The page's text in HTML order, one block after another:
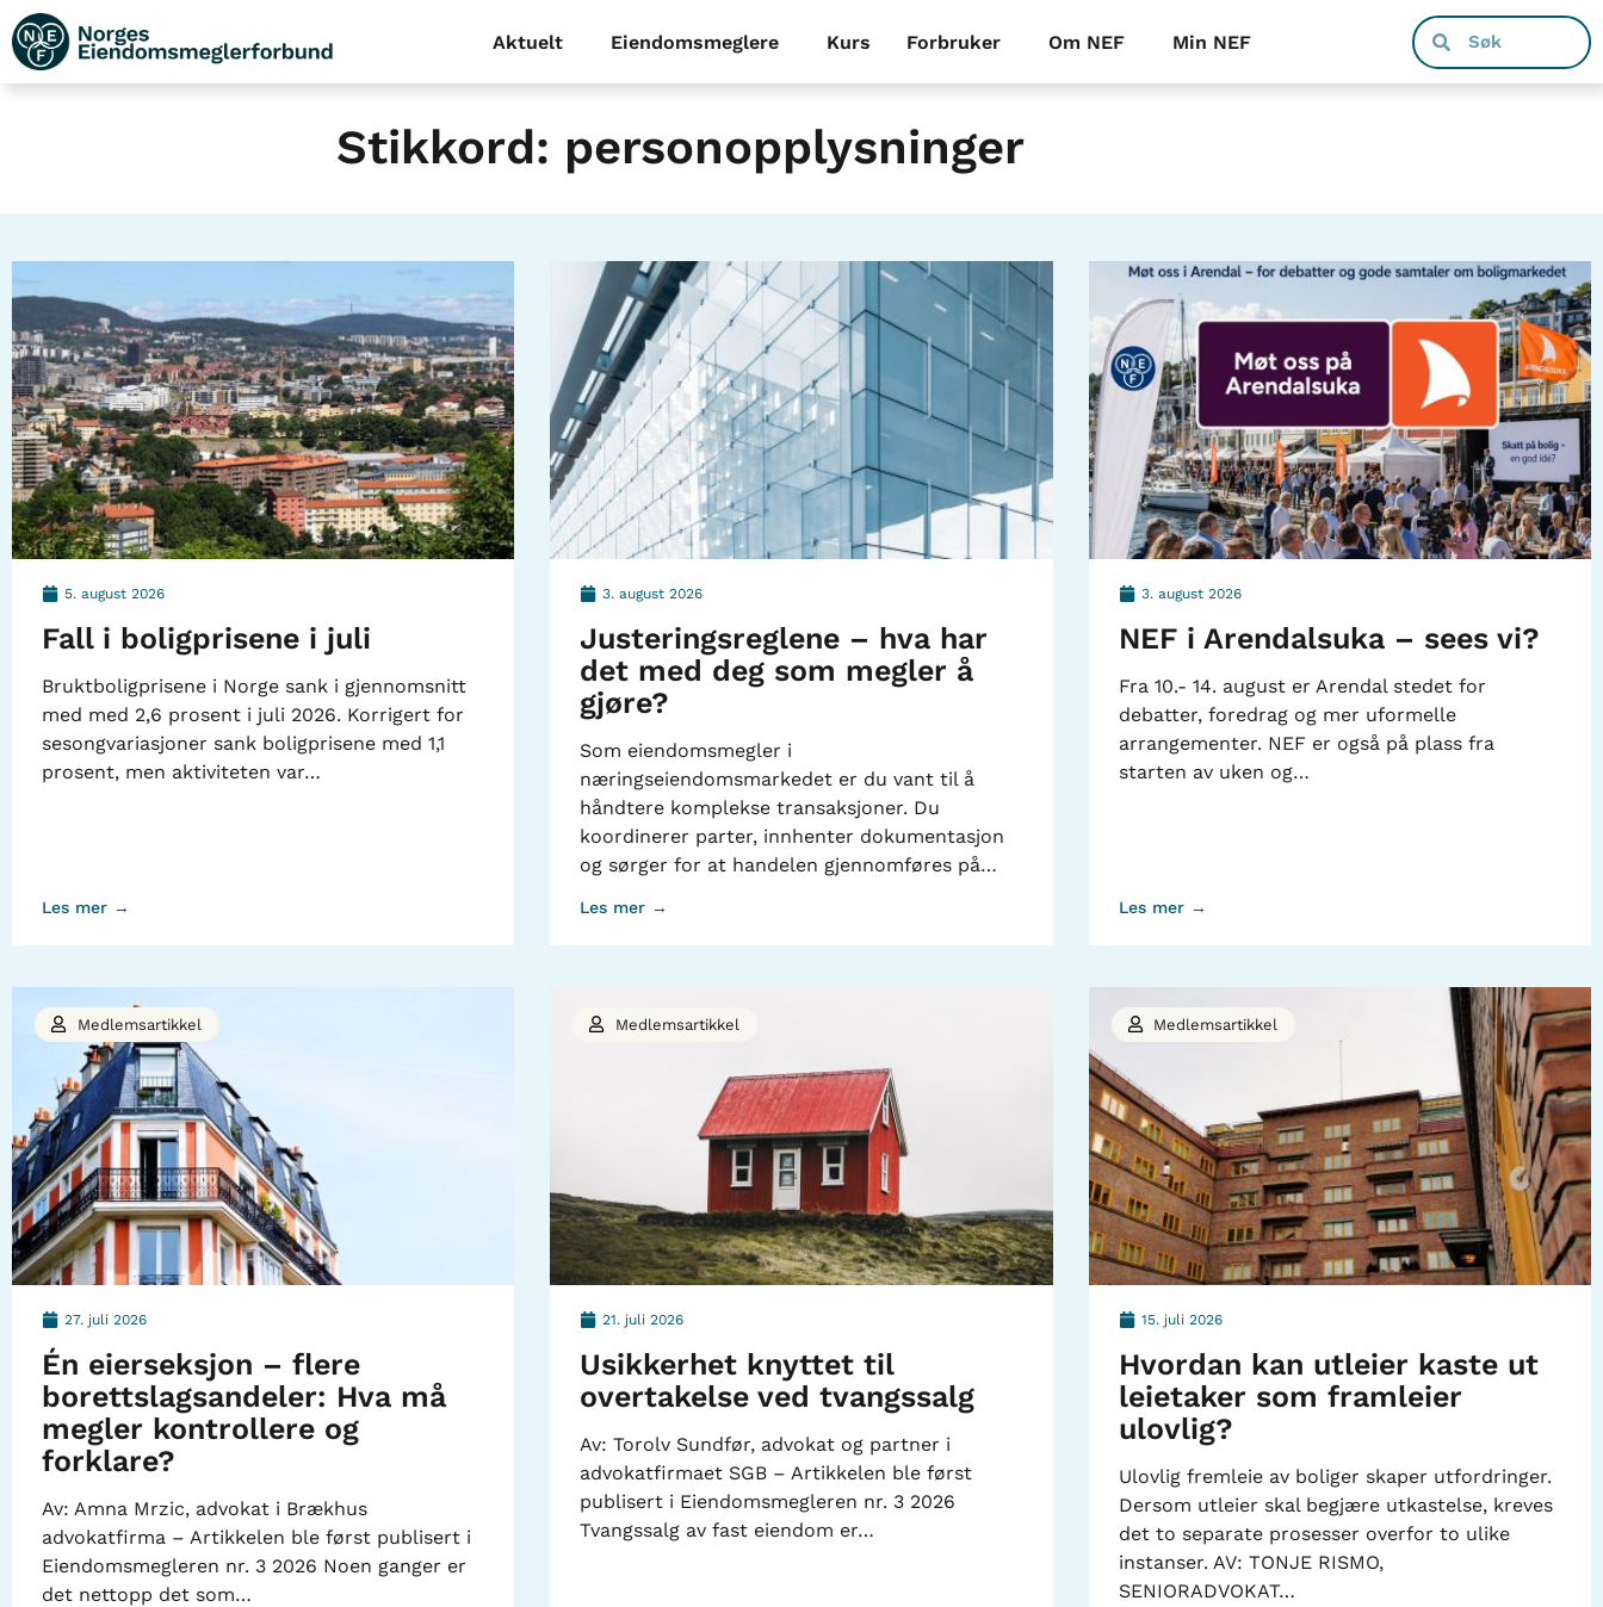
Aktuelt Eiendomsmeglere Kurs Forbruker Om NEF Min NEF
Stikkord: personopplysninger
5. august 2026
Fall i boligprisene i juli
Bruktboligprisene i Norge sank i gjennomsnitt
med med 2,6 prosent i juli 2026. Korrigert for
sesongvariasjoner sank boligprisene med 1,1
prosent, men aktiviteten var…
Les mer →
3. august 2026
Justeringsreglene – hva har
det med deg som megler å
gjøre?
Som eiendomsmegler i
næringseiendomsmarkedet er du vant til å
håndtere komplekse transaksjoner. Du
koordinerer parter, innhenter dokumentasjon
og sørger for at handelen gjennomføres på…
Les mer →
3. august 2026
NEF i Arendalsuka – sees vi?
Fra 10.- 14. august er Arendal stedet for
debatter, foredrag og mer uformelle
arrangementer. NEF er også på plass fra
starten av uken og…
Les mer →
27. juli 2026
Én eierseksjon – flere
borettslagsandeler: Hva må
megler kontrollere og
forklare?
Av: Amna Mrzic, advokat i Brækhus
advokatfirma – Artikkelen ble først publisert i
Eiendomsmegleren nr. 3 2026 Noen ganger er
det nettopp det som…
Medlemsartikkel
21. juli 2026
Usikkerhet knyttet til
overtakelse ved tvangssalg
Av: Torolv Sundfør, advokat og partner i
advokatfirmaet SGB – Artikkelen ble først
publisert i Eiendomsmegleren nr. 3 2026
Tvangssalg av fast eiendom er…
Medlemsartikkel
15. juli 2026
Hvordan kan utleier kaste ut
leietaker som framleier
ulovlig?
Ulovlig fremleie av boliger skaper utfordringer.
Dersom utleier skal begjære utkastelse, kreves
det to separate prosesser overfor to ulike
instanser. AV: TONJE RISMO,
SENIORADVOKAT…
Medlemsartikkel